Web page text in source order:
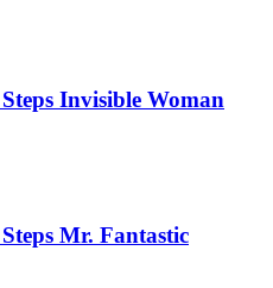
Invisible Woman
Mr. Fantastic